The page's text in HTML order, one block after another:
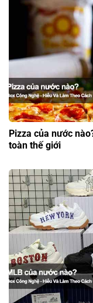
Pizza của nước
toàn thế giới